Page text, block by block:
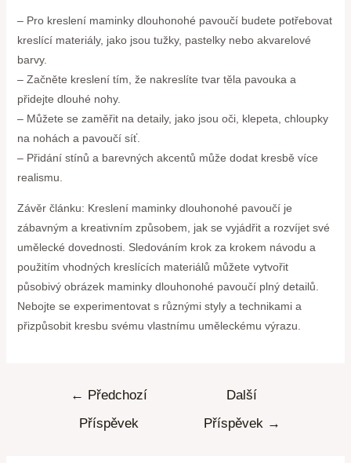
– Pro kreslení maminky dlouhonohé pavoučí budete potřebovat
kreslící materiály, jako jsou tužky, pastelky nebo akvarelové
barvy.
– Začněte kreslení tím, že nakreslíte tvar těla pavouka a
přidejte dlouhé nohy.
– Můžete se zaměřit na detaily, jako jsou oči, klepeta, chloupky
na nohách a pavoučí síť.
– Přidání stínů a barevných akcentů může dodat kresbě více
realismu.
Závěr článku: Kreslení maminky dlouhonohé pavoučí je
zábavným a kreativním způsobem, jak se vyjádřit a rozvíjet své
umělecké dovednosti. Sledováním krok za krokem návodu a
použitím vhodných kreslících materiálů můžete vytvořit
působivý obrázek maminky dlouhonohé pavoučí plný detailů.
Nebojte se experimentovat s různými styly a technikami a
přizpůsobit kresbu svému vlastnímu uměleckému výrazu.
← Předchozí
Příspěvek
Další
Příspěvek →